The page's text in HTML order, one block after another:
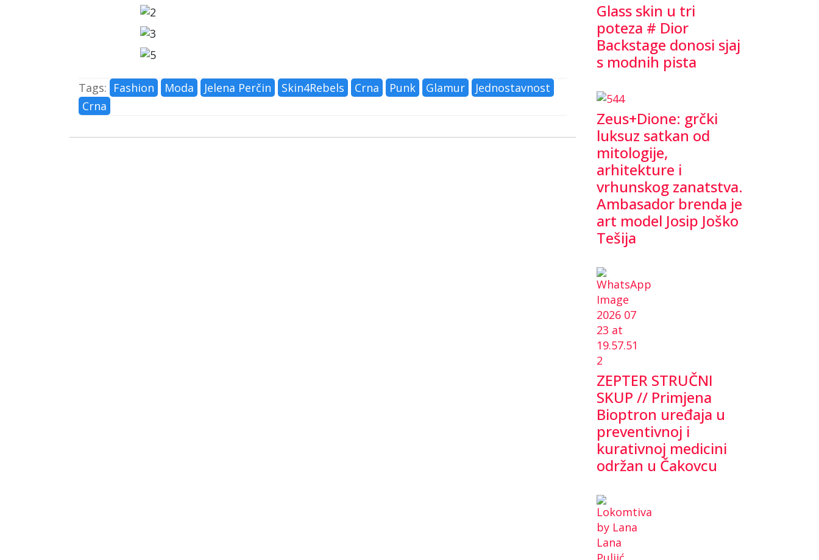
Tags: Fashion Moda Jelena Perčin Skin4Rebels Crna Punk Glamur
Jednostavnost
Crna
Glass skin u tri
poteza # Dior
Backstage donosi sjaj
s modnih pista
Zeus+Dione: grčki
luksuz satkan od
mitologije,
arhitekture i
vrhunskog zanatstva.
Ambasador brenda je
art model Josip Joško
Tešija
ZEPTER STRUČNI
SKUP // Primjena
Bioptron uređaja u
preventivnoj i
kurativnoj medicini
održan u Čakovcu